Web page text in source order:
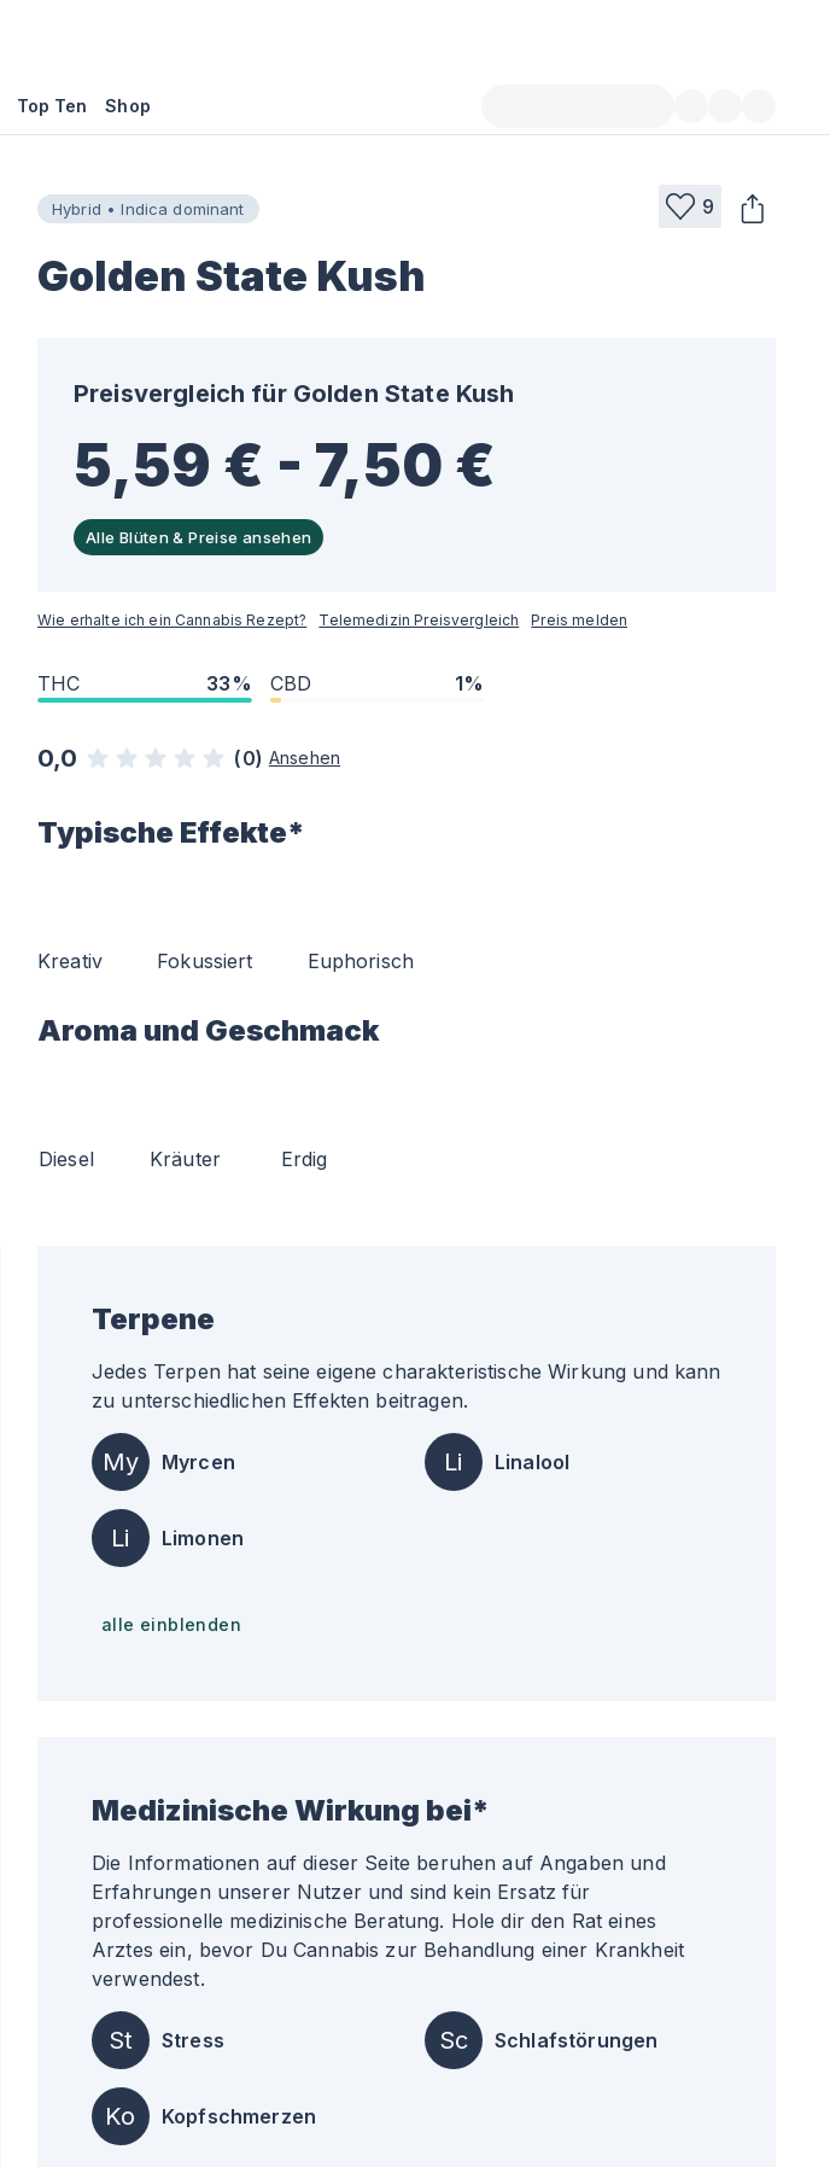
Top Ten Shop
Hybrid • Indica dominant 9
Golden State Kush
Preisvergleich für Golden State Kush
5,59 € - 7,50 €
Alle Blüten & Preise ansehen
Wie erhalte ich ein Cannabis Rezept? Telemedizin Preisvergleich Preis melden
THC 33% CBD 1%
0,0 (0) Ansehen
Typische Effekte*
Kreativ Fokussiert Euphorisch
Aroma und Geschmack
Diesel Kräuter Erdig
Terpene
Jedes Terpen hat seine eigene charakteristische Wirkung und kann
zu unterschiedlichen Effekten beitragen.
My Myrcen Li Linalool
Li Limonen
alle einblenden
Medizinische Wirkung bei*
Die Informationen auf dieser Seite beruhen auf Angaben und
Erfahrungen unserer Nutzer und sind kein Ersatz für
professionelle medizinische Beratung. Hole dir den Rat eines
Arztes ein, bevor Du Cannabis zur Behandlung einer Krankheit
verwendest.
St Stress Sc Schlafstörungen
Ko Kopfschmerzen